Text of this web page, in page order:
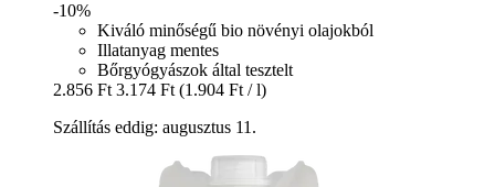
-10%
Kiváló minőségű bio növényi olajokból
Illatanyag mentes
Bőrgyógyászok által tesztelt
2.856 Ft 3.174 Ft (1.904 Ft / l)
Szállítás eddig: augusztus 11.